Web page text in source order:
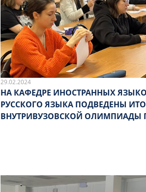
29.02.2024
НА КАФЕДРЕ ИНОСТРАННЫХ
РУССКОГО ЯЗЫКА ПОДВЕДЕНЫ
ВНУТРИВУЗОВСКОЙ ОЛИМПИАДЫ